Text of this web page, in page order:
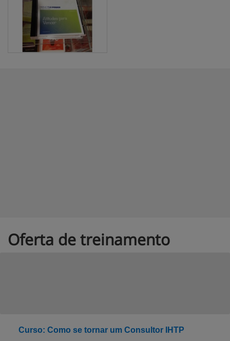
Oferta de treinamento
Curso: Como se tornar um Consultor IHTP